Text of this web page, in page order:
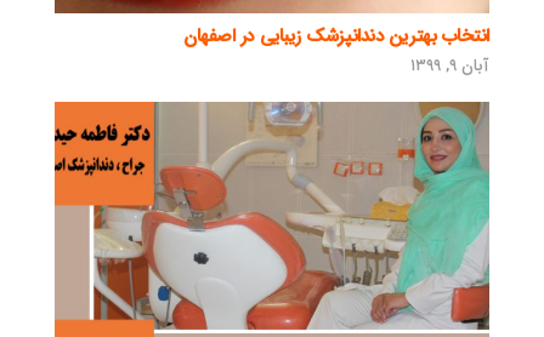
انتخاب بهترین دندانپزشک زیبایی در اصفهان
آبان ۹, ۱۳۹۹